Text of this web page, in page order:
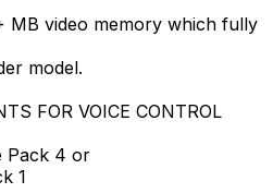
MB video memory which fully
model.
FOR VOICE CONTROL
Pack 4 or
1